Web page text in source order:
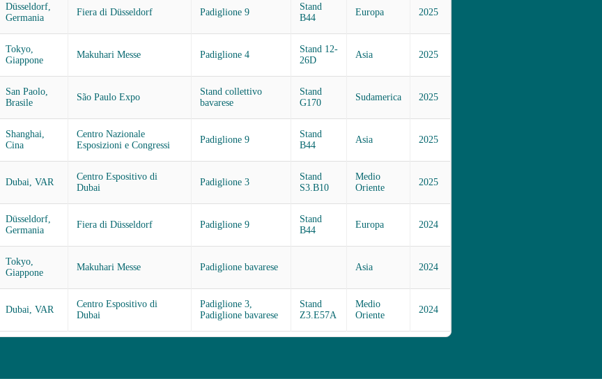
Düsseldorf,
Germania
Fiera di Düsseldorf Padiglione 9
Stand
B44
Europa 2025
Tokyo,
Giappone
Makuhari Messe Padiglione 4
Stand 12-
26D
Asia 2025
San Paolo,
Brasile
São Paulo Expo
Stand collettivo
bavarese
Stand
G170
Sudamerica 2025
Shanghai,
Cina
Centro Nazionale
Esposizioni e Congressi
Padiglione 9
Stand
B44
Asia 2025
Dubai, VAR
Centro Espositivo di
Dubai
Padiglione 3
Stand
S3.B10
Medio
Oriente
2025
Düsseldorf,
Germania
Fiera di Düsseldorf Padiglione 9
Stand
B44
Europa 2024
Tokyo,
Giappone
Makuhari Messe Padiglione bavarese Asia 2024
Dubai, VAR
Centro Espositivo di
Dubai
Padiglione 3,
Padiglione bavarese
Stand
Z3.E57A
Medio
Oriente
2024